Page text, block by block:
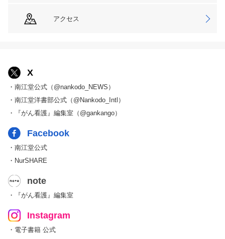
アクセス
X
・南江堂公式（@nankodo_NEWS）
・南江堂洋書部公式（@Nankodo_Intl）
・『がん看護』編集室（@gankango）
Facebook
・南江堂公式
・NurSHARE
note
・『がん看護』編集室
Instagram
・電子書籍 公式